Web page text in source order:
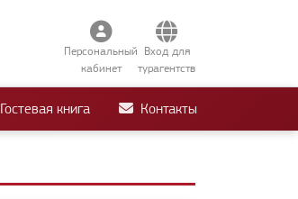
Персональный
кабинет
Вход для
турагентств
Гостевая книга Контакты